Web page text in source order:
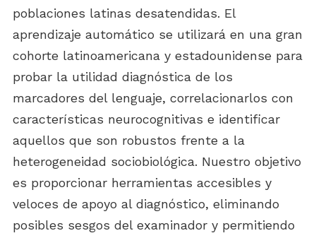
poblaciones latinas desatendidas. El
aprendizaje automático se utilizará en una gran
cohorte latinoamericana y estadounidense para
probar la utilidad diagnóstica de los
marcadores del lenguaje, correlacionarlos con
características neurocognitivas e identificar
aquellos que son robustos frente a la
heterogeneidad sociobiológica. Nuestro objetivo
es proporcionar herramientas accesibles y
veloces de apoyo al diagnóstico, eliminando
posibles sesgos del examinador y permitiendo